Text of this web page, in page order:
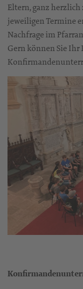
Eltern, ganz
jeweiligen Termine
Nachfrage im
Gern können Sie Ihr